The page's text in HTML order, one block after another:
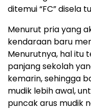
ditemui “FC” disela
Menurut pria yang
kendaraan baru
Menurutnya, hal itu
panjang sekolah
kemarin, sehingga
mudik lebih awal,
puncak arus mudik